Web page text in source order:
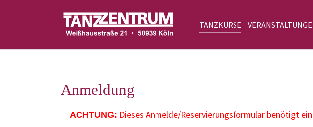
TANZKURSE
Anmeldung
ACHTUNG: Dieses Anmelde/Reservierungsformular benötigt